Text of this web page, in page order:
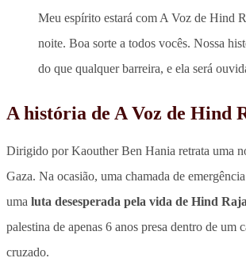
Meu espírito estará com A Voz de Hind
noite. Boa sorte a todos vocês. Nossa
do que qualquer barreira, e ela será
A história de A Voz de Hind
Dirigido por Kaouther Ben Hania retrata uma
Gaza. Na ocasião, uma chamada de
uma luta desesperada pela vida de Hind
palestina de apenas 6 anos presa dentro de um
cruzado.